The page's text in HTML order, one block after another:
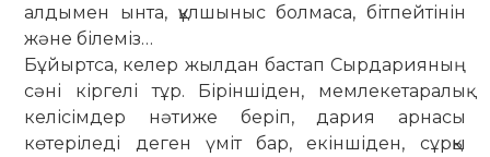
алдымен ынта, құлшыныс болмаса, бітпейтінін
және білеміз…
Бұйыртса, келер жылдан бастап Сырдарияның
сәні кіргелі тұр. Бірін­шіден, мемлекетаралық
келісім­дер нәтиже беріп, дария арнасы
көтеріледі деген үміт бар, екіншіден, сұрқы